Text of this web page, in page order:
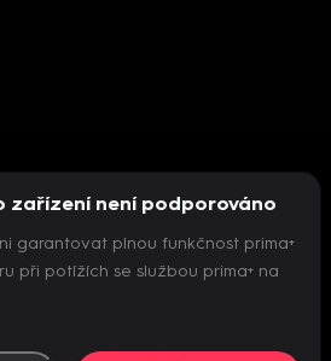
inicializovat přehrávač
zařízení není podporováno
garantovat plnou funkčnost prima+
při potížích se službou prima+ na